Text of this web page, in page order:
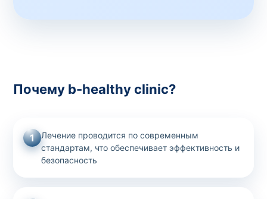
Почему b-healthy clinic?
1
Лечение проводится по современным
стандартам, что обеспечивает эффективность и
безопасность